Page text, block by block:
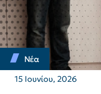
Νέα
15 Ιουνίου, 2026